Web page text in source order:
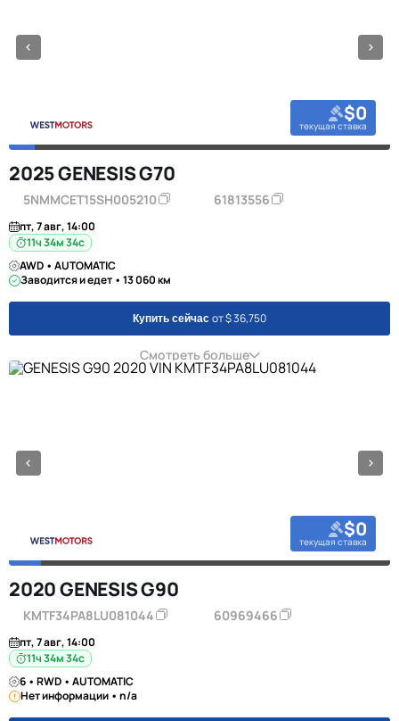
$0
текущая ставка
2025 GENESIS G70
5NMMCET15SH005210 61813556
пт, 7 авг, 14:00
11ч 34м 34с
AWD • AUTOMATIC
Заводится и едет • 13 060 км
Купить сейчас от $ 36,750
Смотреть больше
$0
текущая ставка
2020 GENESIS G90
KMTF34PA8LU081044 60969466
пт, 7 авг, 14:00
11ч 34м 34с
6 • RWD • AUTOMATIC
Нет информации • n/a